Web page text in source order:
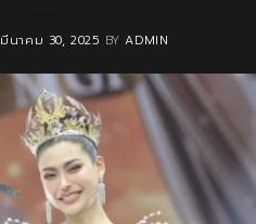
มีนาคม 30, 2025 BYADMIN